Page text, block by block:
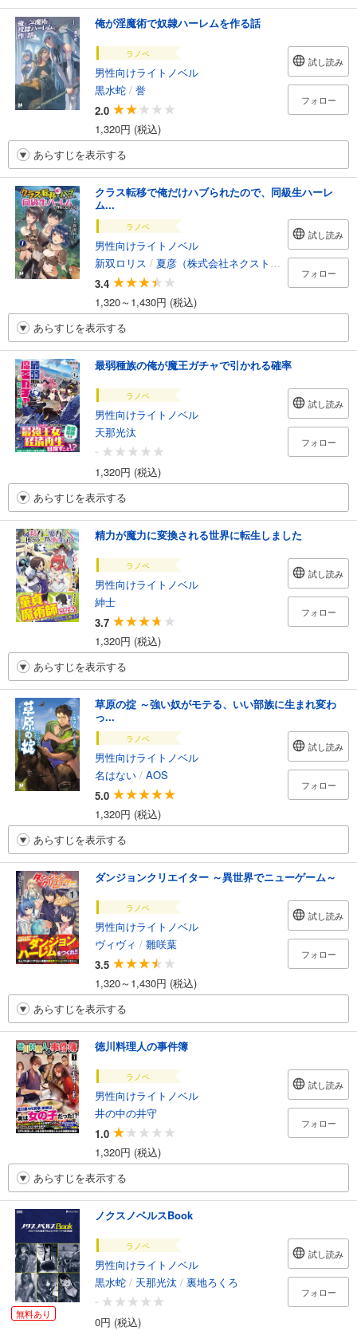
俺が淫魔術で奴隷ハーレムを作る話
ラノベ
男性向けライトノベル
黒水蛇 / 誉
2.0
1,320円 (税込)
試し読み
フォロー
あらすじを表示する
クラス転移で俺だけハブられたので、同級生ハーレ
ム...
ラノベ
男性向けライトノベル
新双ロリス / 夏彦（株式会社ネクストン）
3.4
1,320～1,430円 (税込)
試し読み
フォロー
あらすじを表示する
最弱種族の俺が魔王ガチャで引かれる確率
ラノベ
男性向けライトノベル
天那光汰
-
1,320円 (税込)
試し読み
フォロー
あらすじを表示する
精力が魔力に変換される世界に転生しました
ラノベ
男性向けライトノベル
紳士
3.7
1,320円 (税込)
試し読み
フォロー
あらすじを表示する
草原の掟 ～強い奴がモテる、いい部族に生まれ変わ
っ...
ラノベ
男性向けライトノベル
名はない / AOS
5.0
1,320円 (税込)
試し読み
フォロー
あらすじを表示する
ダンジョンクリエイター ～異世界でニューゲーム～
ラノベ
男性向けライトノベル
ヴィヴィ / 雛咲葉
3.5
1,320～1,430円 (税込)
試し読み
フォロー
あらすじを表示する
徳川料理人の事件簿
ラノベ
男性向けライトノベル
井の中の井守
1.0
1,320円 (税込)
試し読み
フォロー
あらすじを表示する
無料あり
ノクスノベルスBook
ラノベ
男性向けライトノベル
黒水蛇 / 天那光汰 / 裏地ろくろ
-
0円 (税込)
試し読み
フォロー